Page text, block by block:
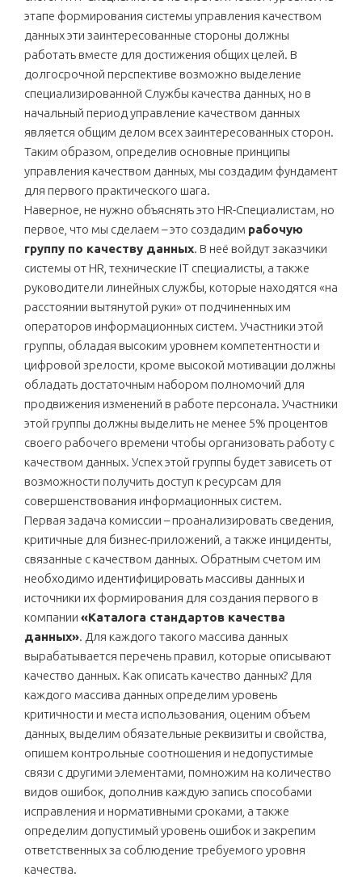
этапе формирования системы управления качеством
данных эти заинтересованные стороны должны
работать вместе для достижения общих целей. В
долгосрочной перспективе возможно выделение
специализированной Службы качества данных, но в
начальный период управление качеством данных
является общим делом всех заинтересованных сторон.
Таким образом, определив основные принципы
управления качеством данных, мы создадим фундамент
для первого практического шага.
Наверное, не нужно объяснять это HR-Специалистам, но
первое, что мы сделаем – это создадим рабочую
группу по качеству данных. В неё войдут заказчики
системы от HR, технические IT специалисты, а также
руководители линейных службы, которые находятся «на
расстоянии вытянутой руки» от подчиненных им
операторов информационных систем. Участники этой
группы, обладая высоким уровнем компетентности и
цифровой зрелости, кроме высокой мотивации должны
обладать достаточным набором полномочий для
продвижения изменений в работе персонала. Участники
этой группы должны выделить не менее 5% процентов
своего рабочего времени чтобы организовать работу с
качеством данных. Успех этой группы будет зависеть от
возможности получить доступ к ресурсам для
совершенствования информационных систем.
Первая задача комиссии – проанализировать сведения,
критичные для бизнес-приложений, а также инциденты,
связанные с качеством данных. Обратным счетом им
необходимо идентифицировать массивы данных и
источники их формирования для создания первого в
компании «Каталога стандартов качества
данных». Для каждого такого массива данных
вырабатывается перечень правил, которые описывают
качество данных. Как описать качество данных? Для
каждого массива данных определим уровень
критичности и места использования, оценим объем
данных, выделим обязательные реквизиты и свойства,
опишем контрольные соотношения и недопустимые
связи с другими элементами, помножим на количество
видов ошибок, дополнив каждую запись способами
исправления и нормативными сроками, а также
определим допустимый уровень ошибок и закрепим
ответственных за соблюдение требуемого уровня
качества.